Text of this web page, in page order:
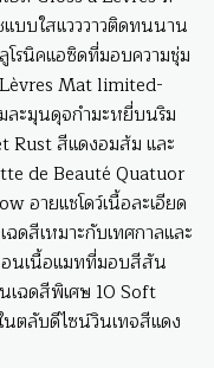
บบใสแวววาวติดทนนาน
โรนิคแอซิดที่มอบความชุ่ม
Mat limited-
ะมุนดุจกำมะหยี่บนริม
Rust สีแดงอมส้ม และ
de Beauté Quatuor
อายแชโดว์เนื้อละเอียด
ดสีเหมาะกับเทศกาลและ
นเนื้อแมทที่มอบสีสัน
เฉดสีพิเศษ 10 Soft
นตลับดีไซน์วินเทจสีแดง